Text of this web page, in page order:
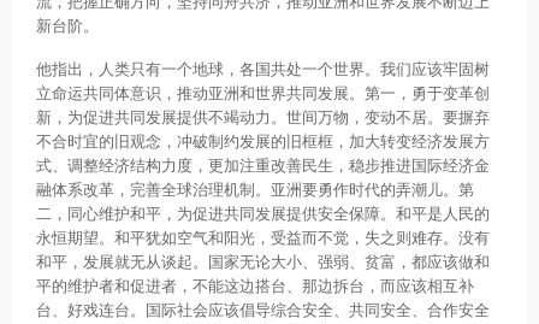
新台阶。
他指出，人类只有一个地球，各国共处一个世界。我们应该牢固树
立命运共同体意识，推动亚洲和世界共同发展。第一，勇于变革创
新，为促进共同发展提供不竭动力。世间万物，变动不居。要摒弃
不合时宜的旧观念，冲破制约发展的旧框框，加大转变经济发展方
式、调整经济结构力度，更加注重改善民生，稳步推进国际经济金
融体系改革，完善全球治理机制。亚洲要勇作时代的弄潮儿。第
二，同心维护和平，为促进共同发展提供安全保障。和平是人民的
永恒期望。和平犹如空气和阳光，受益而不觉，失之则难存。没有
和平，发展就无从谈起。国家无论大小、强弱、贫富，都应该做和
平的维护者和促进者，不能这边搭台、那边拆台，而应该相互补
台、好戏连台。国际社会应该倡导综合安全、共同安全、合作安全